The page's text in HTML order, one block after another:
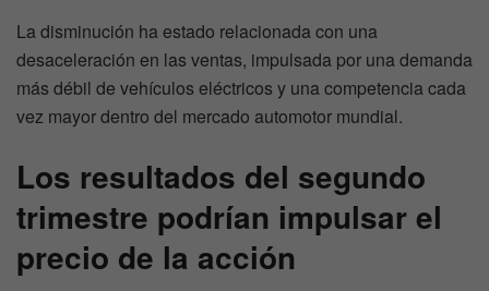
La disminución ha estado relacionada con una
desaceleración en las ventas, impulsada por una demanda
más débil de vehículos eléctricos y una competencia cada
vez mayor dentro del mercado automotor mundial.
Los resultados del segundo
trimestre podrían impulsar el
precio de la acción